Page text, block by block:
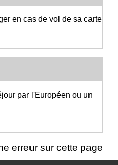
en cas de vol de sa carte
par l'Européen ou un
erreur sur cette page